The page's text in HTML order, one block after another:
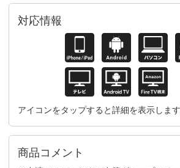
対応情報
アイコンをタップすると詳細を表示します
商品コメント